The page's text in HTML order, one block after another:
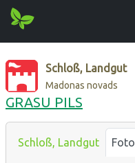
Schloß, Landgut
Madonas novads
GRASU PILS
Schloß, Landgut Foto